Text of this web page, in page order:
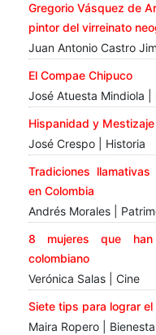
Gregorio Vásquez de
pintor del virreinato
Juan Antonio Castro
El Compae Chipuco
José Atuesta Mindiola |
Hispanidad y Mestizaje
José Crespo | Historia
Tradiciones
en Colombia
Andrés Morales |
8 mujeres que
colombiano
Verónica Salas | Cine
Siete tips para lograr
Maira Ropero |